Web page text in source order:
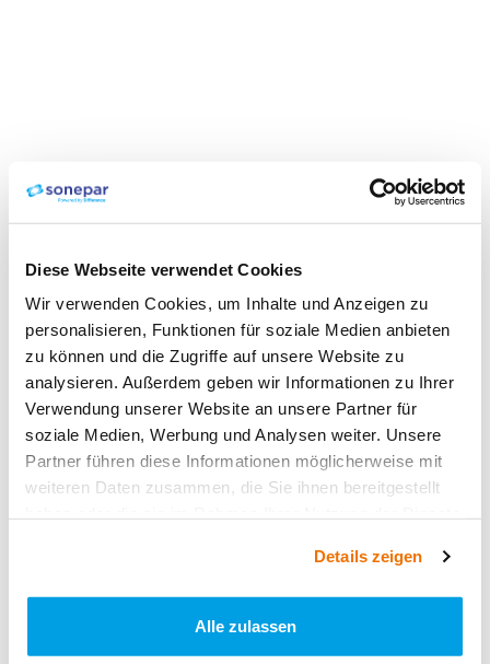
Diese Webseite verwendet Cookies
Wir verwenden Cookies, um Inhalte und Anzeigen zu
personalisieren, Funktionen für soziale Medien anbieten
zu können und die Zugriffe auf unsere Website zu
analysieren. Außerdem geben wir Informationen zu Ihrer
Verwendung unserer Website an unsere Partner für
soziale Medien, Werbung und Analysen weiter. Unsere
Partner führen diese Informationen möglicherweise mit
weiteren Daten zusammen, die Sie ihnen bereitgestellt
Details zeigen
Alle zulassen